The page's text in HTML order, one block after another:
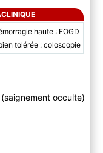
haute : FOGD
tolérée : coloscopie
occulte)